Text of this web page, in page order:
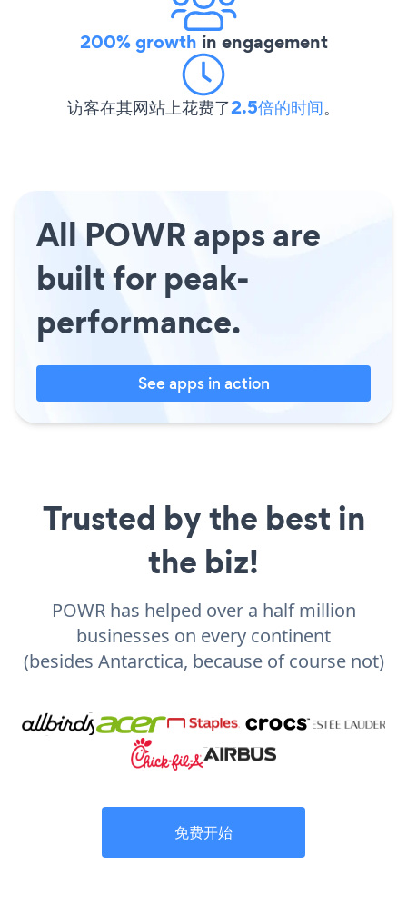
200% growth in engagement
访客在其网站上花费了2.5倍的时间。
All POWR apps are
built for peak-
performance.
See apps in action
Trusted by the best in
the biz!
POWR has helped over a half million
businesses on every continent
(besides Antarctica, because of course not)
免费开始